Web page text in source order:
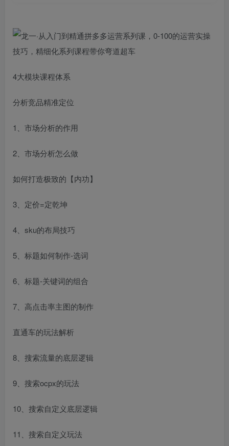
4大模块课程体系
分析竞品精准定位
1、市场分析的作用
2、市场分析怎么做
如何打造极致的【内功】
3、定价=定乾坤
4、sku的布局技巧
5、标题如何制作-选词
6、标题-关键词的组合
7、高点击率主图的制作
直通车的玩法解析
8、搜索流量的底层逻辑
9、搜索ocpx的玩法
10、搜索自定义底层逻辑
11、搜索自定义玩法